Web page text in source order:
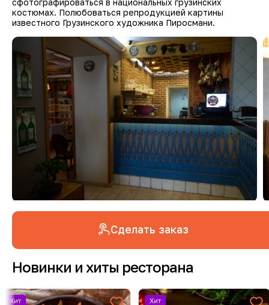
костюмах. Полюбоваться репродукцией картины
известного Грузинского художника Пиросмани.
Сделать заказ
Новинки и хиты ресторана
Хит Новинка